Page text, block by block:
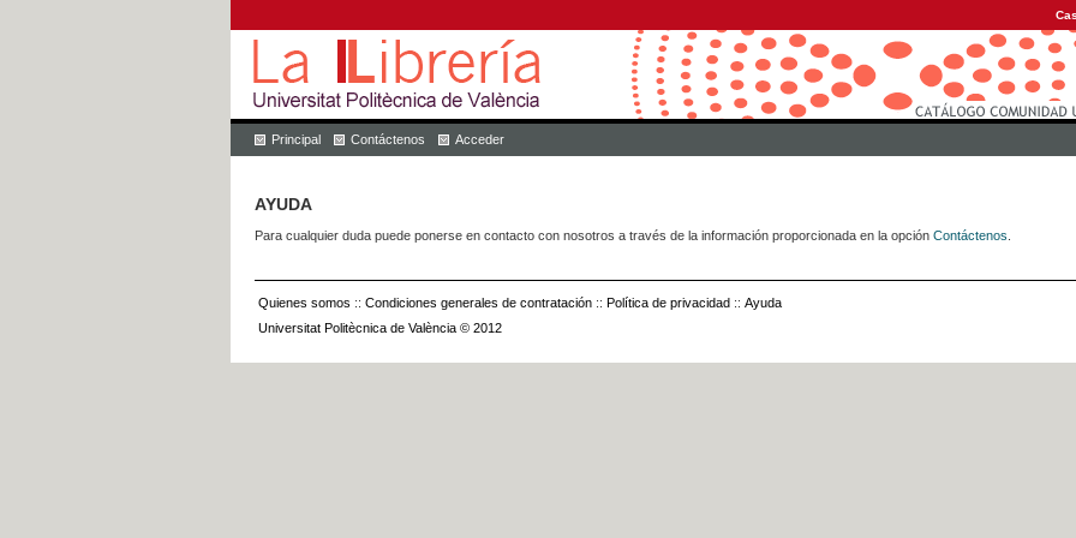
Principal Contáctenos Acceder
AYUDA
Para cualquier duda puede ponerse en contacto con nosotros a través de la información proporcionada en la opción Contáctenos
Quienes somos :: Condiciones generales de contratación :: Política de privacidad :: Ayuda
Universitat Politècnica de València © 2012